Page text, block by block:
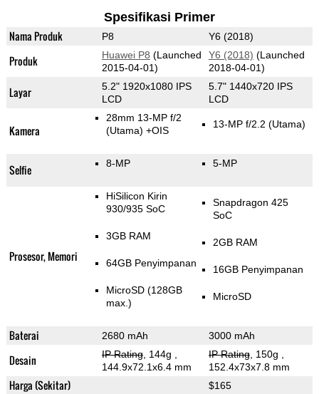
Spesifikasi Primer
Nama Produk P8 Y6 (2018)
Produk Huawei P8 (Launched
2015-04-01)
Y6 (2018) (Launched
2018-04-01)
Layar
5.2" 1920x1080 IPS
LCD
5.7" 1440x720 IPS
LCD
Kamera
28mm 13-MP f/2
(Utama) +OIS
13-MP f/2.2 (Utama)
Selfie 8-MP 5-MP
Prosesor, Memori
HiSilicon Kirin
930/935 SoC
3GB RAM
64GB Penyimpanan
MicroSD (128GB
max.)
Snapdragon 425
SoC
2GB RAM
16GB Penyimpanan
MicroSD
Baterai 2680 mAh 3000 mAh
Desain IP Rating, 144g
144.9x72.1x6.4 mm
IP Rating, 150g
152.4x73x7.8 mm
Harga (Sekitar) $165